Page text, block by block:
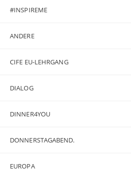
#INSPIREME
ANDERE
CIFE EU-LEHRGANG
DIALOG
DINNER4YOU
DONNERSTAGABEND.
EUROPA